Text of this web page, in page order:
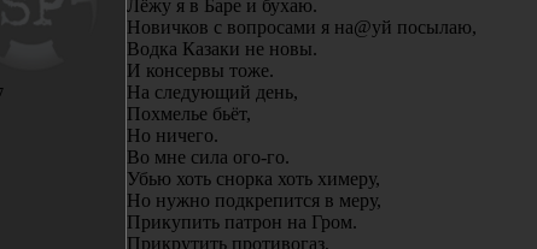
7
Лёжу я в Баре и бухаю.
Новичков с вопросами я на@уй посылаю,
Водка Казаки не новы.
И консервы тоже.
На следующий день,
Похмелье бьёт,
Но ничего.
Во мне сила ого-го.
Убью хоть снорка хоть химеру,
Но нужно подкрепится в меру,
Прикупить патрон на Гром.
Прикрутить противогаз,